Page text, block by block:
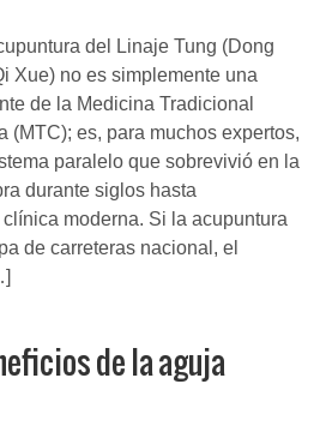
del Linaje Tung (Dong
Xue) no es simplemente una
de la Medicina Tradicional
(MTC); es, para muchos expertos,
paralelo que sobrevivió en la
durante siglos hasta
moderna. Si la acupuntura
de carreteras nacional, el
de la aguja